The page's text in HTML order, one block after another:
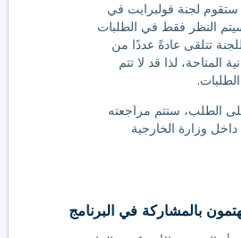
ستقوم لجنة فولبرايت في
النظر فقط في الطلبات
تتلقى عادةً عددًا من
المتاحة، لذا قد لا تتم
الطلب، ستتم مراجعته
وزارة الخارجية
بالمشاركة في البرنامج